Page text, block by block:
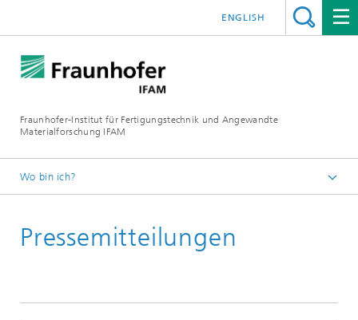
Fraunhofer-Institut für Fertigungstechnik und Angewandte
Materialforschung IFAM
ENGLISH
Wo bin ich?
Pressemitteilungen